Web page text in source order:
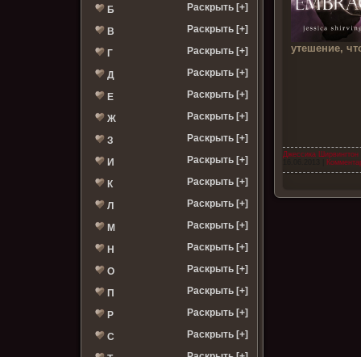
Б Раскрыть [+]
В Раскрыть [+]
Г Раскрыть [+]
Д Раскрыть [+]
Е Раскрыть [+]
Ж Раскрыть [+]
З Раскрыть [+]
И Раскрыть [+]
К Раскрыть [+]
Л Раскрыть [+]
М Раскрыть [+]
Н Раскрыть [+]
О Раскрыть [+]
П Раскрыть [+]
Р Раскрыть [+]
С Раскрыть [+]
утешение,
Джессика Ширвингтон